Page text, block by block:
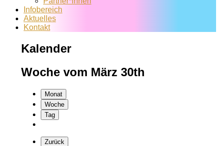
Infobereich
Aktuelles
Kontakt
Kalender
Woche vom März 30th
Monat
Woche
Tag
Zurück